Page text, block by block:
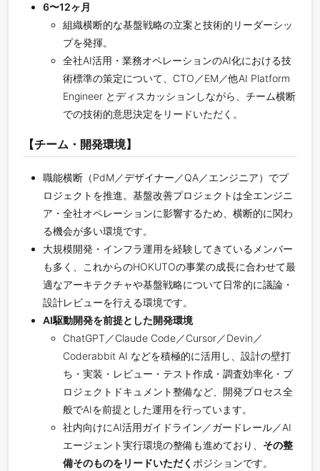
6〜12ヶ月
組織横断的な基盤戦略の立案と技術的リーダーシッ
プを発揮。
全社AI活用・業務オペレーションのAI化における技
術標準の策定について、CTO／EM／他AI Platform
Engineer とディスカッションしながら、チーム横断
での技術的意思決定をリードいただく。
【チーム・開発環境】
職能横断（PdM／デザイナー／QA／エンジニア）でプ
ロジェクトを推進。基盤改善プロジェクトは全エンジニ
ア・全社オペレーションに影響するため、横断的に関わ
る機会が多い環境です。
大規模開発・インフラ運用を経験してきているメンバー
も多く、これからのHOKUTOの事業の成長に合わせて最
適なアーキテクチャや基盤戦略について日常的に議論・
設計レビューを行える環境です。
AI駆動開発を前提とした開発環境
ChatGPT／Claude Code／Cursor／Devin／
Coderabbit AI などを積極的に活用し、設計の壁打
ち・実装・レビュー・テスト作成・調査効率化・プ
ロジェクトドキュメント整備など、開発プロセス全
般でAIを前提とした運用を行っています。
社内向けにAI活用ガイドライン／ガードレール／AI
エージェント実行環境の整備も進めており、 その整
備そのものをリードいただく ポジションです。